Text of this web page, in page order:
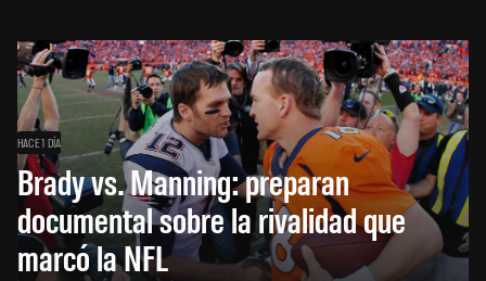
HACE 1 DÍA
Brady vs. Manning: preparan
documental sobre la rivalidad que
marcó la NFL